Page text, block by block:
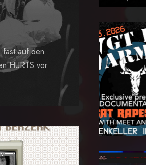
fast auf den
HURTS vor